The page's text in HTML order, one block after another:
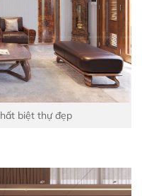
biệt thự đẹp